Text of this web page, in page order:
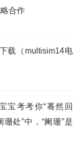
合作
载（multisim14电
宝考考你“蓦然回
处”中，“阑珊”是